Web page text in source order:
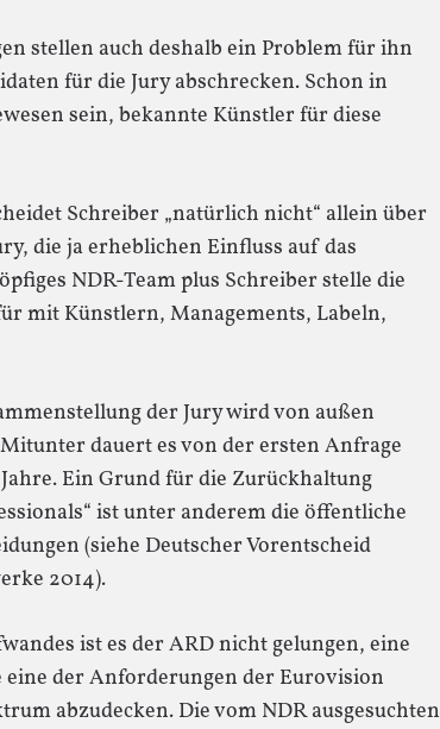
stellen auch deshalb ein Problem für ihn
für die Jury abschrecken. Schon in
sein, bekannte Künstler für diese
Schreiber „natürlich nicht“ allein über
die ja erheblichen Einfluss auf das
NDR-Team plus Schreiber stelle die
mit Künstlern, Managements, Labeln,
der Jury wird von außen
dauert es von der ersten Anfrage
Ein Grund für die Zurückhaltung
ist unter anderem die öffentliche
(siehe Deutscher Vorentscheid
2014).
ist es der ARD nicht gelungen, eine
eine der Anforderungen der Eurovision
abzudecken. Die vom NDR ausgesuchten